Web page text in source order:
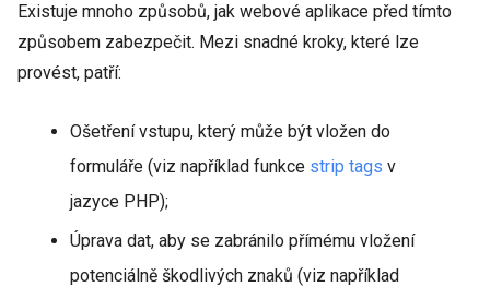
Existuje mnoho způsobů, jak webové aplikace před tímto
způsobem zabezpečit. Mezi snadné kroky, které lze
provést, patří:
Ošetření vstupu, který může být vložen do
formuláře (viz například funkce strip tags v
jazyce PHP);
Úprava dat, aby se zabránilo přímému vložení
potenciálně škodlivých znaků (viz například